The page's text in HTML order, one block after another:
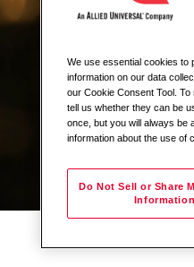
We use essential cookies to
information on our data
our Cookie Consent Tool.
tell us whether they can be
once, but you will always be
information about the use of
Do Not Sell or Share
Information